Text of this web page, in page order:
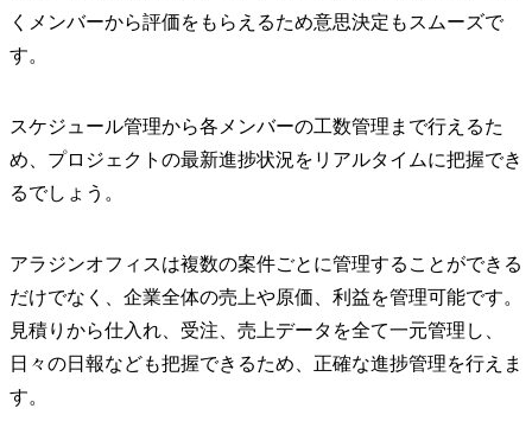
くメンバーから評価をもらえるため意思決定もスムーズで
す。
スケジュール管理から各メンバーの工数管理まで行えるた
め、プロジェクトの最新進捗状況をリアルタイムに把握でき
るでしょう。
アラジンオフィスは複数の案件ごとに管理することができる
だけでなく、企業全体の売上や原価、利益を管理可能です。
見積りから仕入れ、受注、売上データを全て一元管理し、
日々の日報なども把握できるため、正確な進捗管理を行えま
す。